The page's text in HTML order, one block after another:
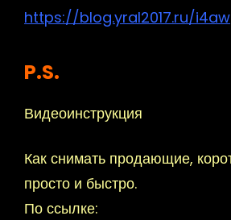
https://blog.yral2017.ru/i4aw
P.S.
Видеоинструкция
Как снимать продающие,
просто и быстро.
По ссылке: